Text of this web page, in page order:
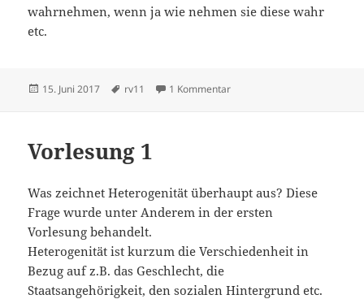
wahrnehmen, wenn ja wie nehmen sie diese wahr
etc.
Veröffentlicht
15. Juni 2017 Schlagwörter
rv11 1 Kommentarzu Vorlesung 11
Vorlesung 1
Was zeichnet Heterogenität überhaupt aus? Diese
Frage wurde unter Anderem in der ersten
Vorlesung behandelt.
Heterogenität ist kurzum die Verschiedenheit in
Bezug auf z.B. das Geschlecht, die
Staatsangehörigkeit, den sozialen Hintergrund etc.